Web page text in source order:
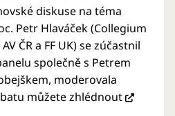
diskuse na téma
Petr Hlaváček (Collegium
ČR a FF UK) se zúčastnil
společně s Petrem
moderovala
můžete zhlédnout